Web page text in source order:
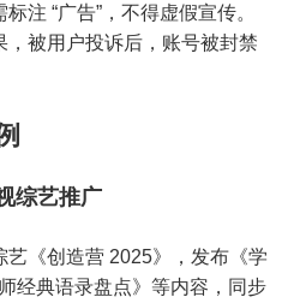
注 “广告”，不得虚假宣传。
被用户投诉后，账号被封禁
综艺推广
艺《创造营 2025》，发布《学
经典语录盘点》等内容，同步